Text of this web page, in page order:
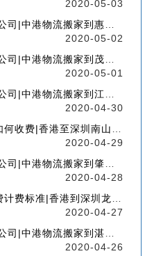
2020-05-03
流程、联运、包装、价格、电话、标准
2020-05-02
流程、联运、包装、价格、电话、标准
2020-05-01
流程、联运、包装、价格、电话、标准
2020-04-30
山区搬屋搬家流程、分类、包装、价格
2020-04-29
流程、联运、包装、价格、电话、标准
2020-04-28
岗区搬家如何收费【香港搬家到龙岗】
2020-04-27
流程、联运、包装、价格、电话、标准
2020-04-26